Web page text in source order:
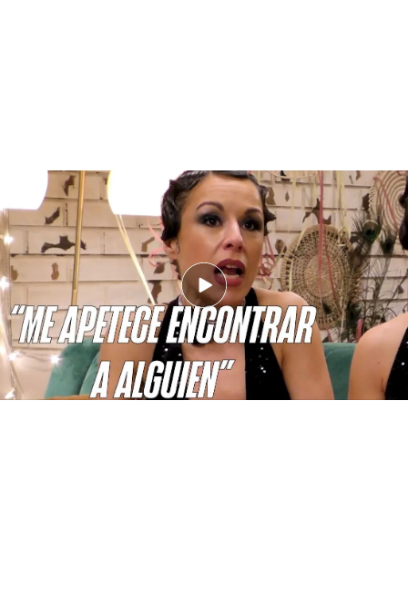
Cristina Zapata cuenta por qué busca pareja en 'First Dates'